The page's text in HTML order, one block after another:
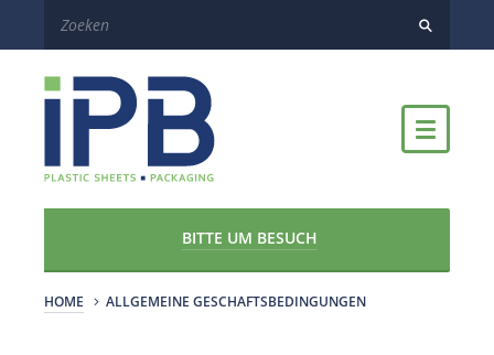
BITTE UM BESUCH
HOME ALLGEMEINE GESCHAFTSBEDINGUNGEN